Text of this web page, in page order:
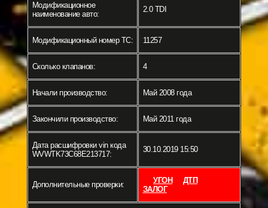
Модификационное
наименование авто:
2.0 TDI
Модификационный номер ТС: 11257
Сколько клапанов: 4
Начали производство: Май 2008 года
Закончили производство: Май 2011 года
Дата расшифровки vin кода
WVWTK73C68E213717:
30.10.2019 15:50
Дополнительные проверки: УГОН
ДТП
ЗАЛОГ